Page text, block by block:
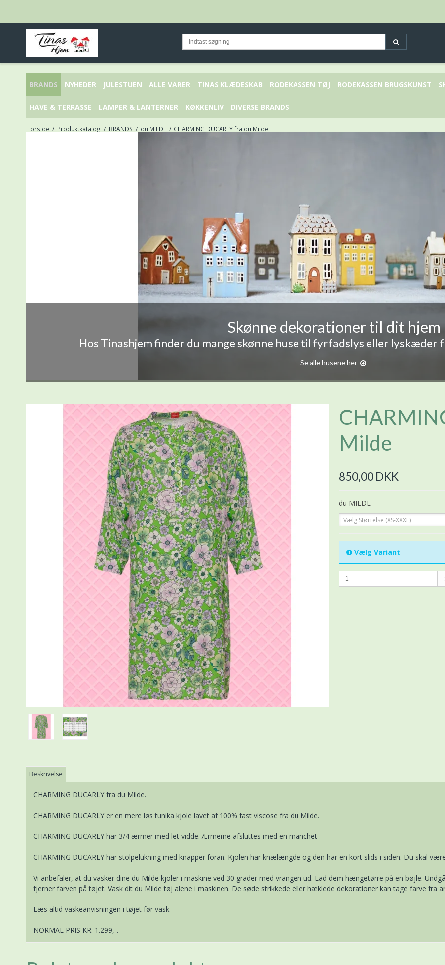
BRANDS NYHEDER JULESTUEN ALLE VARER TINAS KLÆDESKAB RODEKASSEN TØJ RODEKASSEN BRUGSKUNST
HAVE & TERRASSE LAMPER & LANTERNER KØKKENLIV DIVERSE BRANDS
Forside / Produktkatalog / BRANDS / du MILDE / CHARMING DUCARLY fra du Milde
Skønne dekorationer til dit hjem
Hos Tinashjem finder du mange skønne huse til fyrfadslys eller lyskæder
Se alle husene her
Milde
850,00 DKK
du MILDE
Vælg Størrelse (XS-XXXL)
Vælg Variant
Beskrivelse
CHARMING DUCARLY fra du Milde.
CHARMING DUCARLY er en mere løs tunika kjole lavet af 100% fast viscose fra du Milde.
CHARMING DUCARLY har 3/4 ærmer med let vidde. Ærmerne afsluttes med en manchet
CHARMING DUCARLY har stolpelukning med knapper foran. Kjolen har knælængde og den har en kort slids i siden. Du skal
Vi anbefaler, at du vasker dine du Milde kjoler i maskine ved 30 grader med vrangen ud. Lad dem hængetørre på en bøjle.
fjerner farven på tøjet. Vask dit du Milde tøj alene i maskinen. De søde strikkede eller hæklede dekorationer kan tage farve fra
Læs altid vaskeanvisningen i tøjet før vask.
NORMAL PRIS KR. 1.299,-.